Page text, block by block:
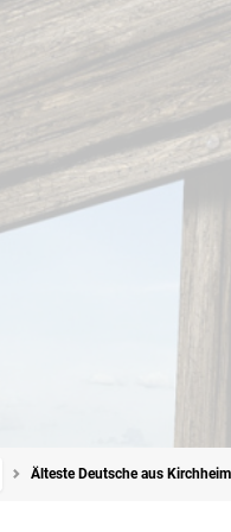
Älteste Deutsche aus